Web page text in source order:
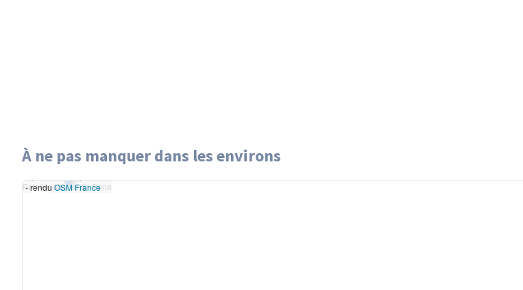
À ne pas manquer dans les environs
Palais national de Pena
Leaflet| données ©
- renduOSM France
Palais national de Pena